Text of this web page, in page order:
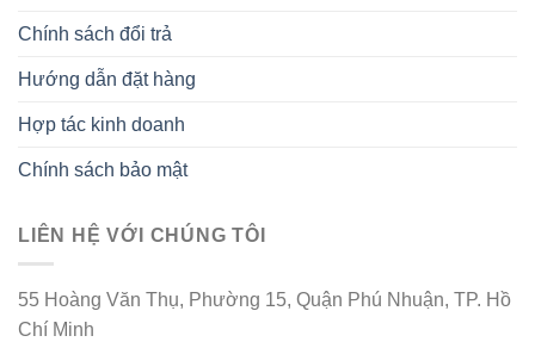
Chính sách đổi trả
Hướng dẫn đặt hàng
Hợp tác kinh doanh
Chính sách bảo mật
LIÊN HỆ VỚI CHÚNG TÔI
55 Hoàng Văn Thụ, Phường 15, Quận Phú Nhuận, TP. Hồ
Chí Minh